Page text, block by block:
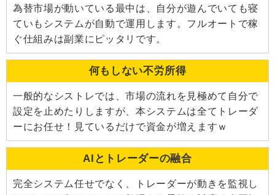
為替市場が動いている最中は、自分が遊んでいても寝
ていもシステムが自動で運用します。フルオートで稼
ぐ仕組みは副業にピッタリです。
何もしない不労所得
一般的なシストレでは、市場の流れを見極めて自分で
設定を止めたりしますが、本システムは全てトレーダ
ーにお任せ！見ているだけで資金が増えますｗ
AIとトレーダーの融合
完全システム任せでなく、トレーダーが動きを監視し